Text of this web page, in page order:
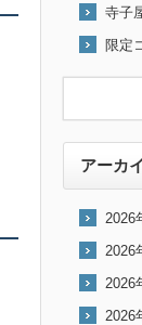
寺子
限定
アーカ
2026
2026
2026
2026